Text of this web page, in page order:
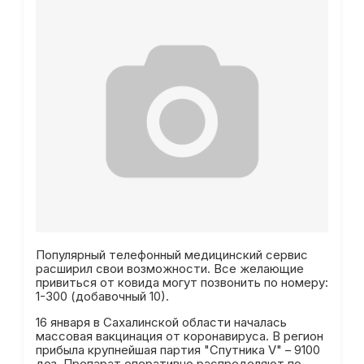
Популярный телефонный медицинский сервис
расширил свои возможности. Все желающие
привиться от ковида могут позвонить по номеру:
1-300 (добавочный 10).
16 января в Сахалинской области началась
массовая вакцинация от коронавируса. В регион
прибыла крупнейшая партия "Спутника V" – 9100